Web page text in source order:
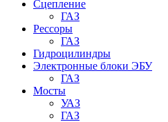
Сцепление
ГАЗ
Рессоры
ГАЗ
Гидроцилиндры
Электронные блоки ЭБУ
ГАЗ
Мосты
УАЗ
ГАЗ